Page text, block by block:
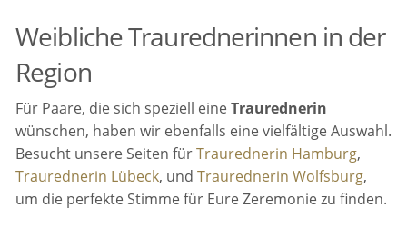
Weibliche Traurednerinnen in der
Region
Für Paare, die sich speziell eineTraurednerin
wünschen, haben wir ebenfalls eine vielfältige Auswahl.
Besucht unsere Seiten fürTraurednerin Hamburg,
Traurednerin Lübeck, undTraurednerin Wolfsburg,
um die perfekte Stimme für Eure Zeremonie zu finden.